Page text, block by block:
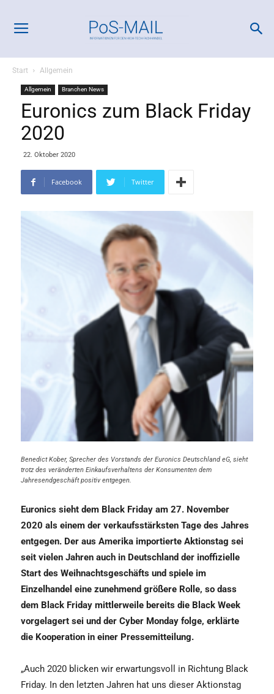
Start Allgemein
Allgemein Branchen News
Euronics zum Black Friday
2020
22. Oktober 2020
Facebook Twitter
Benedict Kober, Sprecher des Vorstands der Euronics Deutschland eG, sieht
trotz des veränderten Einkaufsverhaltens der Konsumenten dem
Jahresendgeschäft positiv entgegen.
Euronics sieht dem Black Friday am 27. November
2020 als einem der verkaufsstärksten Tage des Jahres
entgegen. Der aus Amerika importierte Aktionstag sei
seit vielen Jahren auch in Deutschland der inoffizielle
Start des Weihnachtsgeschäfts und spiele im
Einzelhandel eine zunehmend größere Rolle, so dass
dem Black Friday mittlerweile bereits die Black Week
vorgelagert sei und der Cyber Monday folge, erklärte
die Kooperation in einer Pressemitteilung.
„Auch 2020 blicken wir erwartungsvoll in Richtung Black
Friday. In den letzten Jahren hat uns dieser Aktionstag